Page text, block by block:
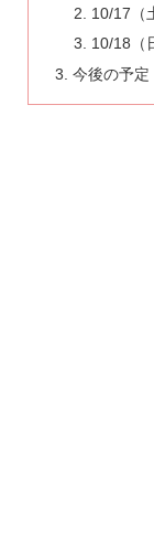
10/17（
10/18（
今後の予定